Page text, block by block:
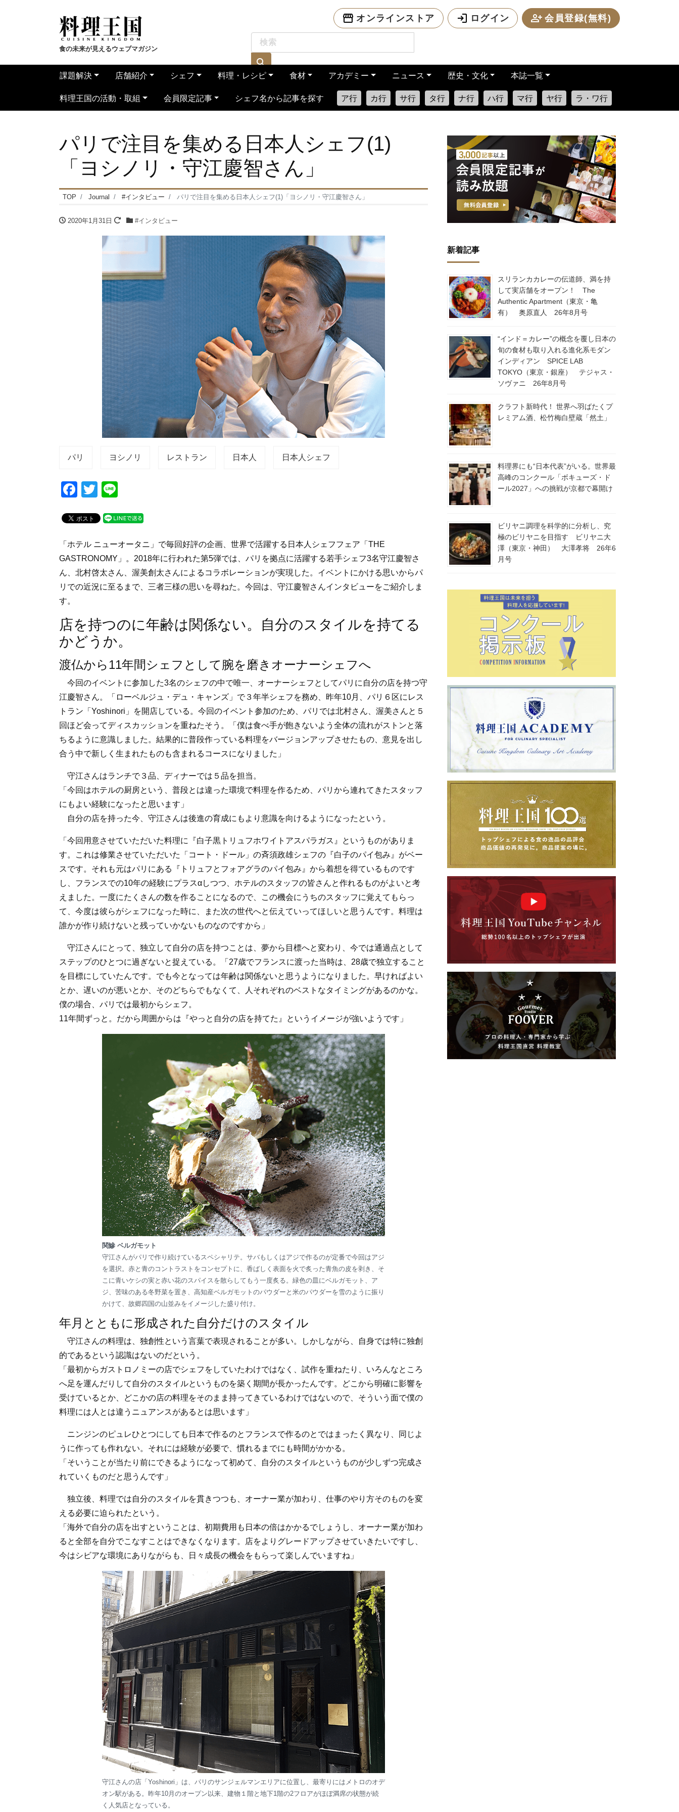
食の未来が見えるウェブマガジン
オンラインストア ログイン 会員登録(無料)
課題解決 店舗紹介 シェフ 料理・レシピ 食材 アカデミー ニュース 歴史・文化 本誌一覧
料理王国の活動・取組 会員限定記事 シェフ名から記事を探す ア行 カ行 サ行 タ行 ナ行 ハ行 マ行 ヤ行 ラ・ワ行
パリで注目を集める日本人シェフ(1)
「ヨシノリ・守江慶智さん」
TOP Journal #インタビュー パリで注目を集める日本人シェフ(1)「ヨシノリ・守江慶智さん」
2020年1月31日 #インタビュー
パリ ヨシノリ レストラン 日本人 日本人シェフ
F
c
e
b
o
o
T
tt
er
e
「ホテル ニューオータニ」で毎回好評の企画、世界で活躍する日本人シェフフェア「THE
GASTRONOMY」。2018年に行われた第5弾では、パリを拠点に活躍する若手シェフ3名守江慶智さ
ん、北村啓太さん、渥美創太さんによるコラボレーションが実現した。イベントにかける思いからパ
リでの近況に至るまで、三者三様の思いを尋ねた。今回は、守江慶智さんインタビューをご紹介しま
す。
店を持つのに年齢は関係ない。自分のスタイルを持てる
かどうか。
渡仏から11年間シェフとして腕を磨きオーナーシェフへ
今回のイベントに参加した3名のシェフの中で唯一、オーナーシェフとしてパリに自分の店を持つ守
江慶智さん。「ローベルジュ・デュ・キャンズ」で３年半シェフを務め、昨年10月、パリ６区にレス
トラン「Yoshinori」を開店している。今回のイベント参加のため、パリでは北村さん、渥美さんと５
回ほど会ってディスカッションを重ねたそう。「僕は食べ手が飽きないよう全体の流れがストンと落
ちるように意識しました。結果的に普段作っている料理をバージョンアップさせたもの、意見を出し
合う中で新しく生まれたものも含まれるコースになりました」
守江さんはランチで３品、ディナーでは５品を担当。
「今回はホテルの厨房という、普段とは違った環境で料理を作るため、パリから連れてきたスタッフ
にもよい経験になったと思います」
自分の店を持った今、守江さんは後進の育成にもより意識を向けるようになったという。
「今回用意させていただいた料理に『白子黒トリュフホワイトアスパラガス』というものがありま
す。これは修業させていただいた「コート・ドール」の斉須政雄シェフの『白子のパイ包み』がベー
スです。それも元はパリにある『トリュフとフォアグラのパイ包み』から着想を得ているものです
し、フランスでの10年の経験にプラスαしつつ、ホテルのスタッフの皆さんと作れるものがよいと考
えました。一度にたくさんの数を作ることになるので、この機会にうちのスタッフに覚えてもらっ
て、今度は彼らがシェフになった時に、また次の世代へと伝えていってほしいと思うんです。料理は
誰かが作り続けないと残っていかないものなのですから」
守江さんにとって、独立して自分の店を持つことは、夢から目標へと変わり、今では通過点として
ステップのひとつに過ぎないと捉えている。「27歳でフランスに渡った当時は、28歳で独立すること
を目標にしていたんです。でも今となっては年齢は関係ないと思うようになりました。早ければよい
とか、遅いのが悪いとか、そのどちらでもなくて、人それぞれのベストなタイミングがあるのかな。
僕の場合、パリでは最初からシェフ。
11年間ずっと。だから周囲からは『やっと自分の店を持てた』というイメージが強いようです」
関鰺 ベルガモット
守江さんがパリで作り続けているスペシャリテ。サバもしくはアジで作るのが定番で今回はアジ
を選択。赤と青のコントラストをコンセプトに、香ばしく表面を火で炙った青魚の皮を剥き、そ
こに青いケシの実と赤い花のスパイスを散らしてもう一度炙る。緑色の皿にベルガモット、ア
ジ、苦味のある冬野菜を置き、高知産ベルガモットのパウダーと米のパウダーを雪のように振り
かけて、故郷四国の山並みをイメージした盛り付け。
年月とともに形成された自分だけのスタイル
守江さんの料理は、独創性という言葉で表現されることが多い。しかしながら、自身では特に独創
的であるという認識はないのだという。
「最初からガストロノミーの店でシェフをしていたわけではなく、試作を重ねたり、いろんなところ
へ足を運んだりして自分のスタイルというものを築く期間が長かったんです。どこから明確に影響を
受けているとか、どこかの店の料理をそのまま持ってきているわけではないので、そういう面で僕の
料理には人とは違うニュアンスがあるとは思います」
ニンジンのピュレひとつにしても日本で作るのとフランスで作るのとではまったく異なり、同じよ
うに作っても作れない。それには経験が必要で、慣れるまでにも時間がかかる。
「そいうことが当たり前にできるようになって初めて、自分のスタイルというものが少しずつ完成さ
れていくものだと思うんです」
独立後、料理では自分のスタイルを貫きつつも、オーナー業が加わり、仕事のやり方そのものを変
える必要に迫られたという。
「海外で自分の店を出すということは、初期費用も日本の倍はかかるでしょうし、オーナー業が加わ
ると全部を自分でこなすことはできなくなります。店をよりグレードアップさせていきたいですし、
今はシビアな環境にありながらも、日々成長の機会をもらって楽しんでいますね」
守江さんの店「Yoshinori」は、パリのサンジェルマンエリアに位置し、最寄りにはメトロのオデ
オン駅がある。昨年10月のオープン以来、建物１階と地下1階の2フロアがほぼ満席の状態が続
く人気店となっている。
新着記事
スリランカカレーの伝道師、満を持
して実店舗をオープン！ The
Authentic Apartment（東京・亀
有） 奥原直人 26年8月号
“インド＝カレー”の概念を覆し日本の
旬の食材も取り入れる進化系モダン
インディアン SPICE LAB
TOKYO（東京・銀座） テジャス・
ソヴァニ 26年8月号
クラフト新時代！ 世界へ羽ばたくプ
レミアム酒、松竹梅白壁蔵「然土」
料理界にも“日本代表”がいる。世界最
高峰のコンクール「ボキューズ・ド
ール2027」への挑戦が京都で幕開け
ビリヤニ調理を科学的に分析し、究
極のビリヤニを目指す ビリヤニ大
澤（東京・神田） 大澤孝将 26年6
月号